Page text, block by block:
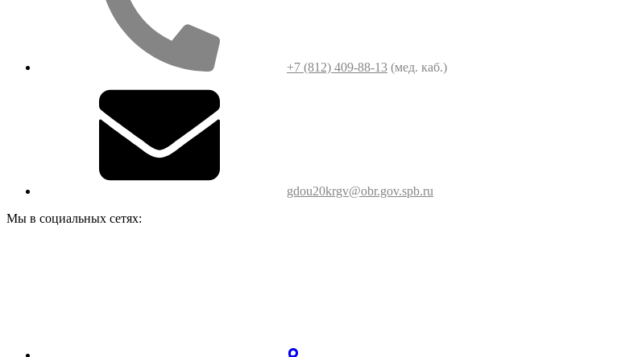
+7 (812) 409-88-13 (мед. каб.)
gdou20krgv@obr.gov.spb.ru
Мы в социальных сетях: